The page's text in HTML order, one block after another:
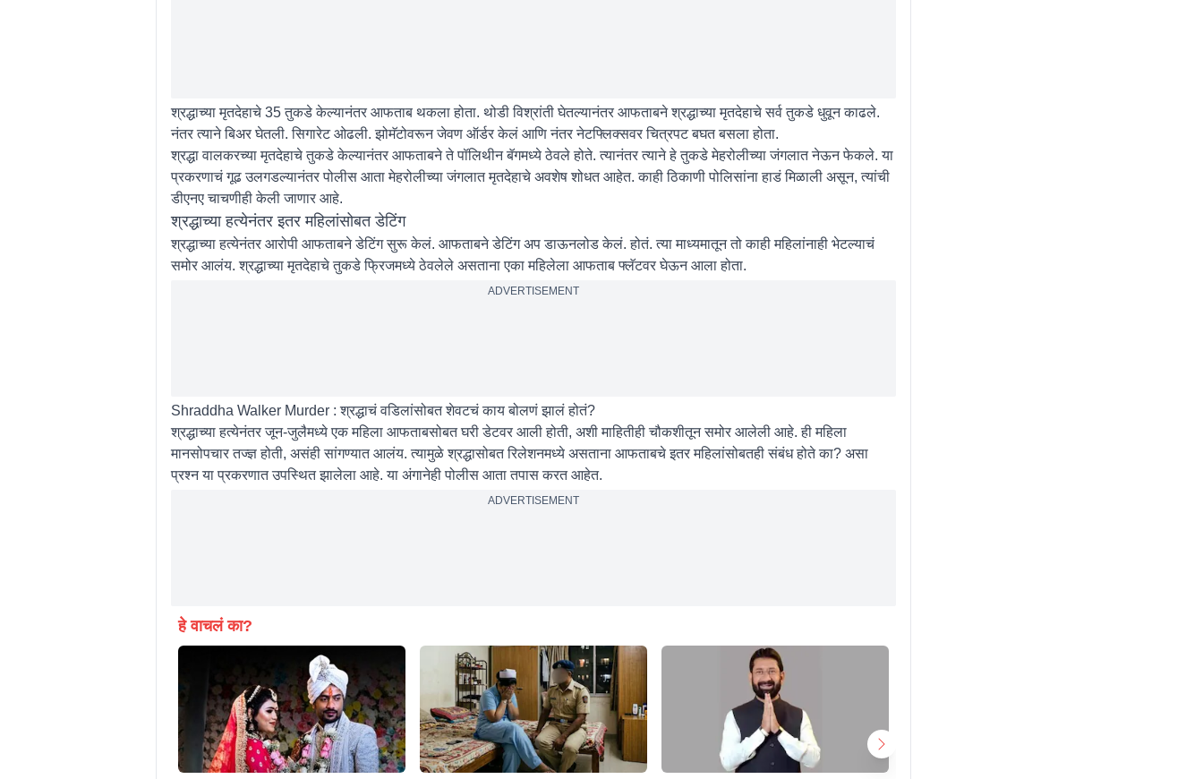
श्रद्धाच्या मृतदेहाचे 35 तुकडे केल्यानंतर आफताब थकला होता. थोडी विश्रांती घेतल्यानंतर आफताबने श्रद्धाच्या मृतदेहाचे सर्व तुकडे धुवून काढले.
नंतर त्याने बिअर घेतली. सिगारेट ओढली. झोमॅटोवरून जेवण ऑर्डर केलं आणि नंतर नेटफ्लिक्सवर चित्रपट बघत बसला होता.
श्रद्धा वालकरच्या मृतदेहाचे तुकडे केल्यानंतर आफताबने ते पॉलिथीन बॅगमध्ये ठेवले होते. त्यानंतर त्याने हे तुकडे मेहरोलीच्या जंगलात नेऊन फेकले. या
प्रकरणाचं गूढ उलगडल्यानंतर पोलीस आता मेहरोलीच्या जंगलात मृतदेहाचे अवशेष शोधत आहेत. काही ठिकाणी पोलिसांना हाडं मिळाली असून, त्यांची
डीएनए चाचणीही केली जाणार आहे.
श्रद्धाच्या हत्येनंतर इतर महिलांसोबत डेटिंग
श्रद्धाच्या हत्येनंतर आरोपी आफताबने डेटिंग सुरू केलं. आफताबने डेटिंग अप डाऊनलोड केलं. होतं. त्या माध्यमातून तो काही महिलांनाही भेटल्याचं
समोर आलंय. श्रद्धाच्या मृतदेहाचे तुकडे फ्रिजमध्ये ठेवलेले असताना एका महिलेला आफताब फ्लॅटवर घेऊन आला होता.
ADVERTISEMENT
Shraddha Walker Murder : श्रद्धाचं वडिलांसोबत शेवटचं काय बोलणं झालं होतं?
श्रद्धाच्या हत्येनंतर जून-जुलैमध्ये एक महिला आफताबसोबत घरी डेटवर आली होती, अशी माहितीही चौकशीतून समोर आलेली आहे. ही महिला
मानसोपचार तज्ज्ञ होती, असंही सांगण्यात आलंय. त्यामुळे श्रद्धासोबत रिलेशनमध्ये असताना आफताबचे इतर महिलांसोबतही संबंध होते का? असा
प्रश्न या प्रकरणात उपस्थित झालेला आहे. या अंगानेही पोलीस आता तपास करत आहेत.
ADVERTISEMENT
हे वाचलं का?